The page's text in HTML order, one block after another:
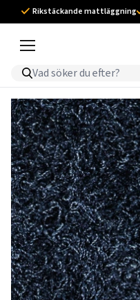
Rikstäckande mattläggning